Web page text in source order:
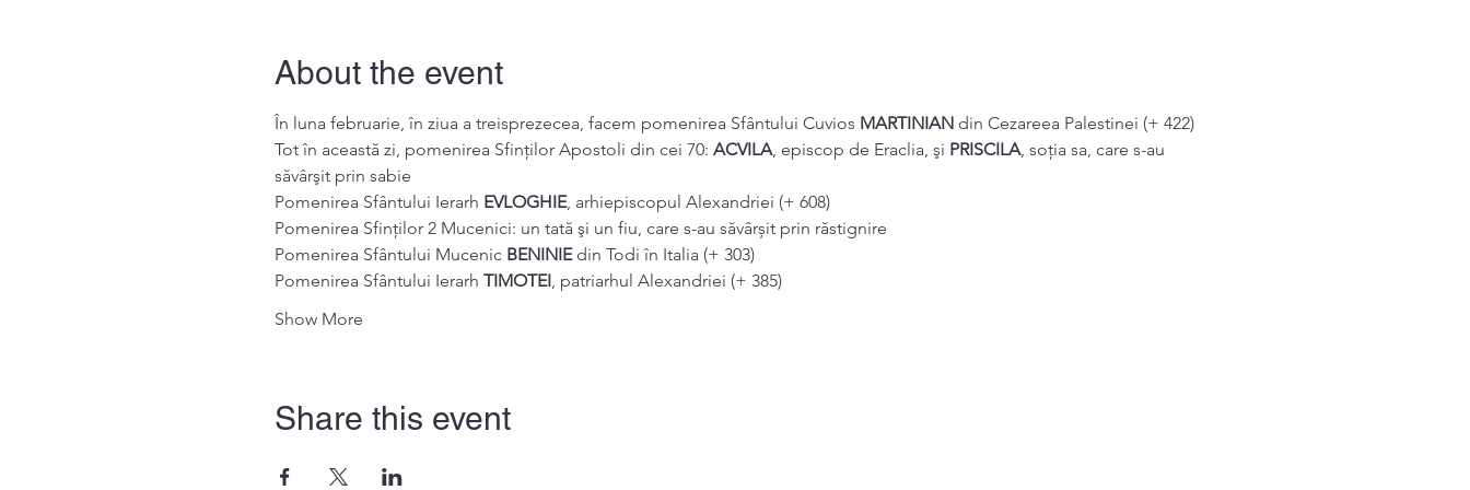
About the event
În luna februarie, în ziua a treisprezecea, facem pomenirea Sfântului Cuvios MARTINIAN din Cezareea Palestinei (+ 422)
Tot în această zi, pomenirea Sfinților Apostoli din cei 70: ACVILA, episcop de Eraclia, şi PRISCILA, soţia sa, care s-au
săvârşit prin sabie
Pomenirea Sfântului Ierarh EVLOGHIE, arhiepiscopul Alexandriei (+ 608)
Pomenirea Sfinților 2 Mucenici: un tată şi un fiu, care s-au săvârșit prin răstignire
Pomenirea Sfântului Mucenic BENINIE din Todi în Italia (+ 303)
Pomenirea Sfântului Ierarh TIMOTEI, patriarhul Alexandriei (+ 385)
Show More
Share this event